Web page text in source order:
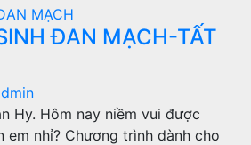
MẠCH
ĐAN MẠCH-TẤT
Hy. Hôm nay niềm vui được
em nhỉ? Chương trình dành cho